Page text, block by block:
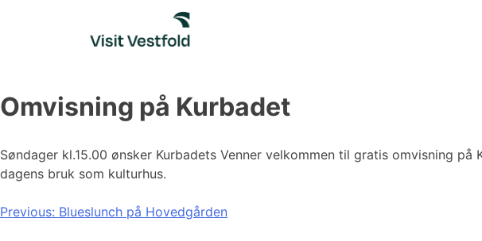
Omvisning på Kurbadet
Søndager kl.15.00 ønsker Kurbadets Venner velkommen til gratis omvisning
dagens bruk som kulturhus.
Innleggsnavigasjon
Previous: Blueslunch på Hovedgården